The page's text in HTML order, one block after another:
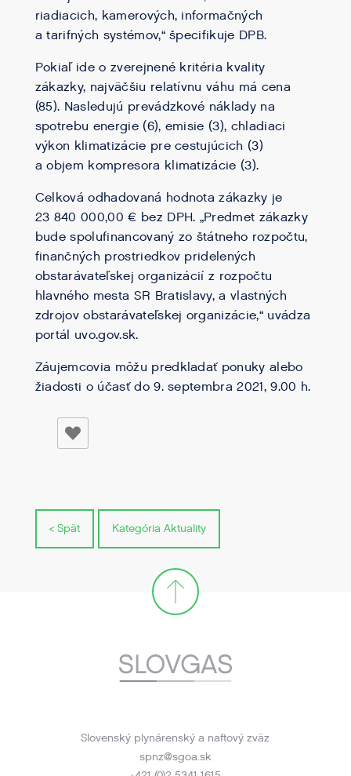
riadiacich, kamerových, informačných
a tarifných systémov,“ špecifikuje DPB.
Pokiaľ ide o zverejnené kritéria kvality
zákazky, najväčšiu relatívnu váhu má cena
(85). Nasledujú prevádzkové náklady na
spotrebu energie (6), emisie (3), chladiaci
výkon klimatizácie pre cestujúcich (3)
a objem kompresora klimatizácie (3).
Celková odhadovaná hodnota zákazky je
23 840 000,00 € bez DPH. „Predmet zákazky
bude spolufinancovaný zo štátneho rozpočtu,
finančných prostriedkov pridelených
obstarávateľskej organizácií z rozpočtu
hlavného mesta SR Bratislavy, a vlastných
zdrojov obstarávateľskej organizácie,“ uvádza
portál uvo.gov.sk.
Záujemcovia môžu predkladať ponuky alebo
žiadosti o účasť do 9. septembra 2021, 9.00 h.
< Spät Kategória Aktuality
Slovenský plynárenský a naftový zväz
spnz@sgoa.sk